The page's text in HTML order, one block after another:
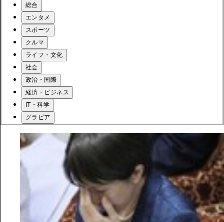
総合
エンタメ
スポーツ
クルマ
ライフ・文化
社会
政治・国際
経済・ビジネス
IT・科学
グラビア